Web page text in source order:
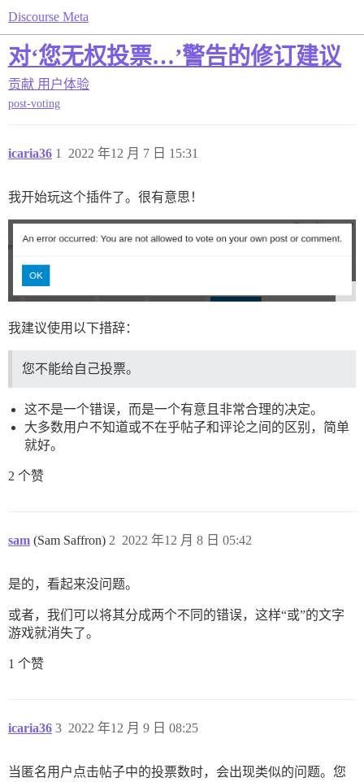
Discourse Meta
对‘您无权投票…’警告的修订建议
贡献 用户体验
post-voting
icaria36 2022 年12 月 7 日 15:31
1
我开始玩这个插件了。很有意思！
我建议使用以下措辞：
您不能给自己投票。
这不是一个错误，而是一个有意且非常合理的决定。
大多数用户不知道或不在乎帖子和评论之间的区别，简单
就好。
2 个赞
sam (Sam Saffron) 2022 年12 月 8 日 05:42
2
是的，看起来没问题。
或者，我们可以将其分成两个不同的错误，这样“或”的文字
游戏就消失了。
1 个赞
icaria36 2022 年12 月 9 日 08:25
3
当匿名用户点击帖子中的投票数时，会出现类似的问题。您